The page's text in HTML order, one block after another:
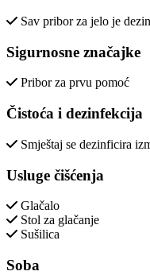
Sav pribor za jelo je
Sigurnosne značajke
Pribor za prvu pomoć
Čistoća i dezinfekcija
Smještaj se dezinficira
Usluge čišćenja
Glačalo
Stol za glačanje
Sušilica
Soba